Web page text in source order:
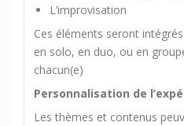
L’improvisation
Ces éléments seront
en solo, en duo, ou en
chacun(e)
Personnalisation de
Les thèmes et contenus